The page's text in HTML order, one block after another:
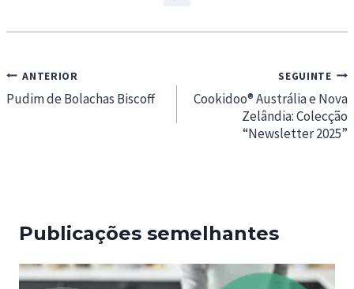
Navegação
de
ANTERIOR
Pudim de Bolachas Biscoff
SEGUINTE
Cookidoo® Austrália e Nova
Zelândia: Colecção
“Newsletter 2025”
Publicações semelhantes